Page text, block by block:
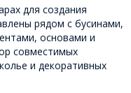
для создания
рядом с бусинами,
основами и
совместимых
и декоративных